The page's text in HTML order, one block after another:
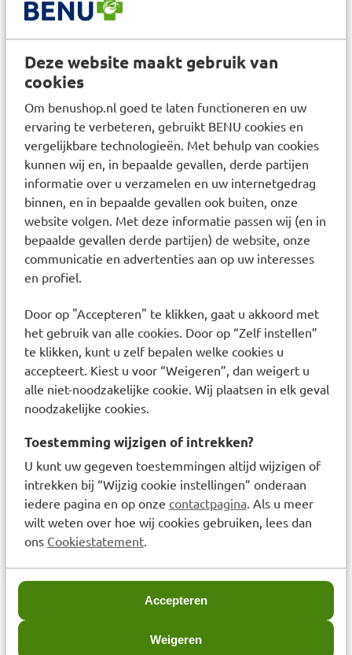
Deze website maakt gebruik van
cookies
Om benushop.nl goed te laten functioneren en uw
ervaring te verbeteren, gebruikt BENU cookies en
vergelijkbare technologieën. Met behulp van cookies
kunnen wij en, in bepaalde gevallen, derde partijen
informatie over u verzamelen en uw internetgedrag
binnen, en in bepaalde gevallen ook buiten, onze
website volgen. Met deze informatie passen wij (en in
bepaalde gevallen derde partijen) de website, onze
communicatie en advertenties aan op uw interesses
en profiel.
Door op "Accepteren" te klikken, gaat u akkoord met
het gebruik van alle cookies. Door op “Zelf instellen”
te klikken, kunt u zelf bepalen welke cookies u
accepteert. Kiest u voor “Weigeren”, dan weigert u
alle niet-noodzakelijke cookie. Wij plaatsen in elk geval
noodzakelijke cookies.
Toestemming wijzigen of intrekken?
U kunt uw gegeven toestemmingen altijd wijzigen of
intrekken bij “Wijzig cookie instellingen” onderaan
iedere pagina en op onze contactpagina. Als u meer
wilt weten over hoe wij cookies gebruiken, lees dan
ons Cookiestatement.
Accepteren
Weigeren
Samenstelling
AQUA / WATER / EAU • PROPYLENE GLYCOL •
ACRYLATES/C10-30 ALKYL ACRYLATE
CROSSPOLYMER • XANTHAN GUM
Responsible address: 86270 La Roche-Posay
France. Responsible Contact:
consumercareNL@loreal.com. NL Safety warning:
Overmatige blootstelling aan de zon is gevaarlijk.
Baby's en jonge kinderen niet blootstellen aan
direct zonlicht. Blijf niet te lang in de zon, zelfs
niet wanneer een zonnebrandproduct wordt
gebruikt, omdat het géén 100% bescherming
geeft. Vlak voor blootstelling aan de zon het
te behouden regelmatig en royaal opnieuw
aanbrengen, vooral na het zwemmen,
transpireren of afdrogen. Het dragen van een
hoofddeksel, T-shirt en zonnebril wordt zeer
aanbevolen om kinderen te beschermen. Vermijd
blootstelling aan de zon tijdens de heetste uren
dat voldoende bescherming biedt voor uw huid.
Regelmatig en royaal opnieuw aanbrengen om de
bescherming te behouden. Baby's en jonge
kinderen niet blootstellen aan direct zonlicht.
Biedt geen 100% bescherming tegen de zon.
Overmatige blootstelling aan de zon is gevaarlijk.
Laatst bekeken items